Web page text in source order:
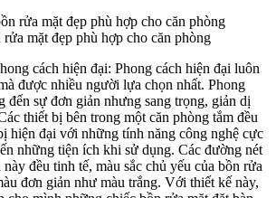
mặt đẹp phù hợp cho căn phòng
cách hiện đại: Phong cách hiện đại luôn
được nhiều người lựa chọn nhất. Phong
đến sự đơn giản nhưng sang trọng, giản dị
thiết bị bên trong một căn phòng tắm đều
hiện đại với những tính năng công nghệ cực
những tiện ích khi sử dụng. Các đường nét
đều tinh tế, màu sắc chủ yếu của bồn rửa
đơn giản như màu trắng. Với thiết kế này,